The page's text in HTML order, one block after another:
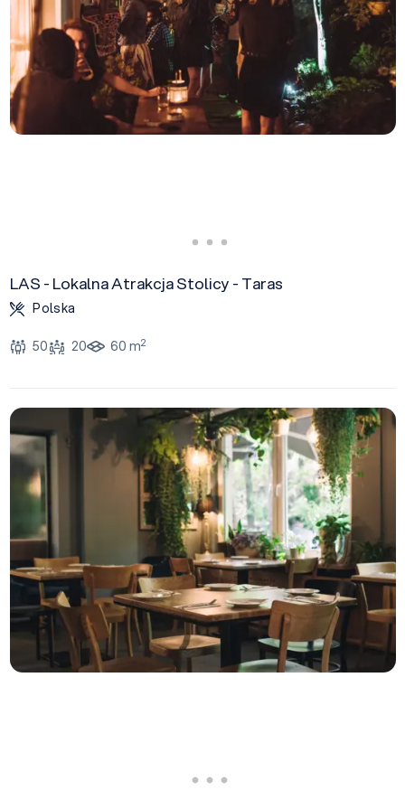
LAS - Lokalna Atrakcja Stolicy - Taras
Polska
50 20 60 m2